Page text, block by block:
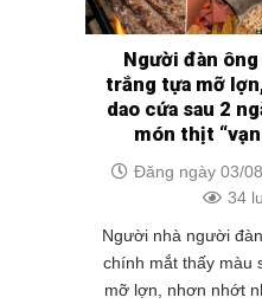
Người đàn
trắng tựa mỡ
dao cứa sau 2
món thịt
Đăng ngày 03/
34
Người nhà người
chính mắt thấy màu
mỡ lợn, nhơn nhớt